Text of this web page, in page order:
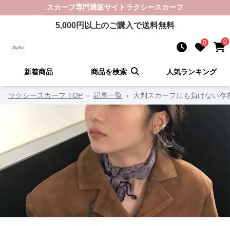
スカーフ専門通販サイト ラクシースカーフ
5,000円以上のご購入で送料無料
0 0
新着商品 商品を検索 人気ランキング
ラクシースカーフ TOP › 記事一覧 › 大判スカーフにも負けない